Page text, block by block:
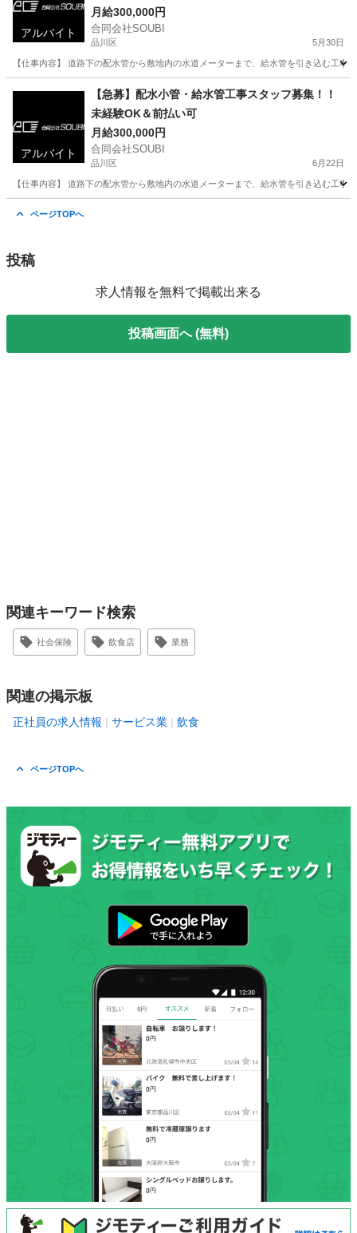
アルバイト
月給300,000円
合同会社SOUBI
品川区 5月30日
【仕事内容】 道路下の配水管から敷地内の水道メーターまで、給水管を引き込む工
大工
アルバイト
【急募】配水小管・給水管工事スタッフ募集！！
未経験OK＆前払い可
月給300,000円
合同会社SOUBI
品川区 6月22日
【仕事内容】 道路下の配水管から敷地内の水道メーターまで、給水管を引き込む工
ページTOPへ
投稿
求人情報を無料で掲載出来る
投稿画面へ (無料)
関連キーワード検索
社会保険 飲食店 業務
関連の掲示板
正社員の求人情報 サービス業 飲食
ページTOPへ